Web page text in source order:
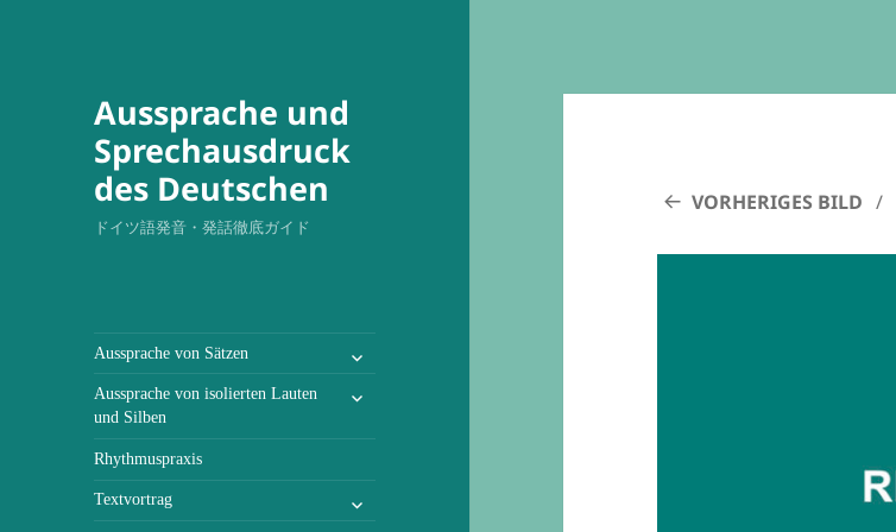
Aussprache und
Sprechausdruck
des Deutschen
ドイツ語発音・発話徹底ガイド
Aussprache von Sätzen
untermenü
öffnen
Aussprache von isolierten Lauten
und Silben
untermenü
Rhythmuspraxis
Textvortrag
untermenü
öffnen
VORHERIGES BILD